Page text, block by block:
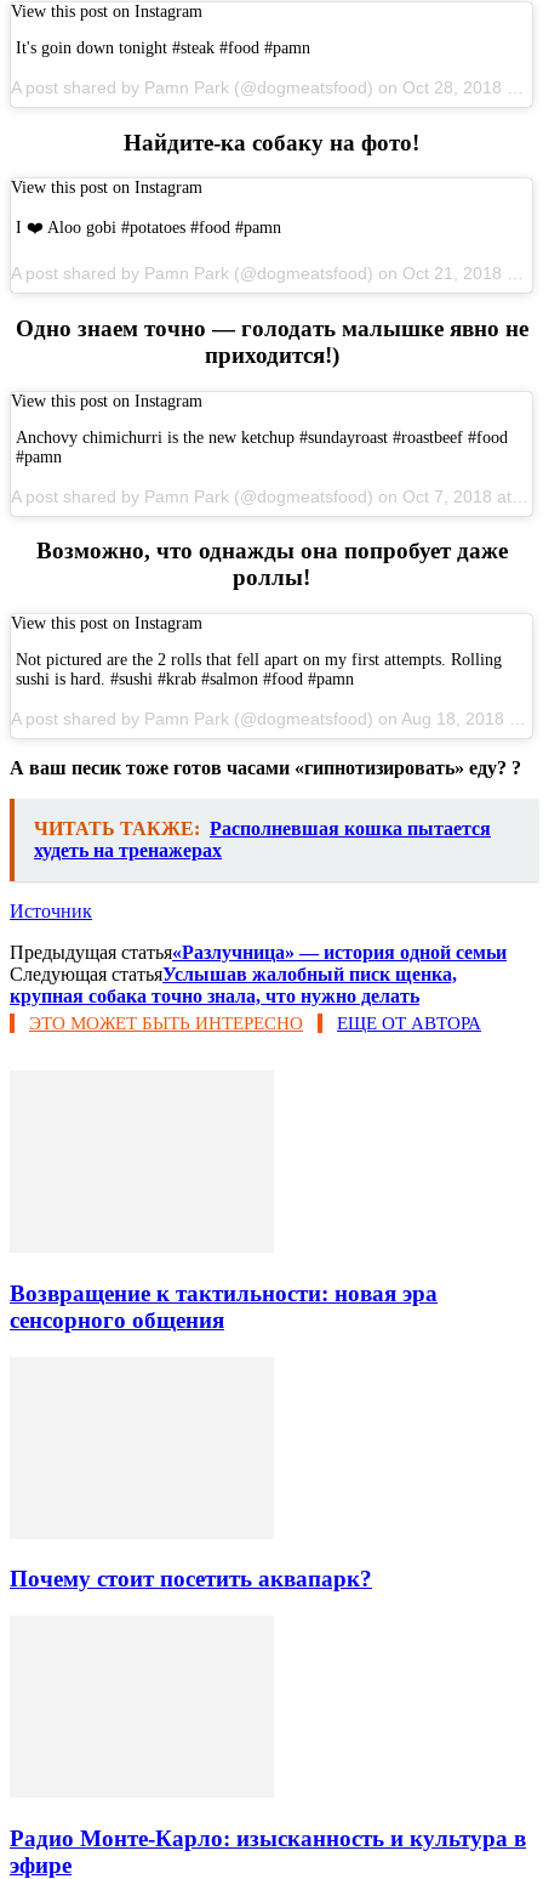
View this post on Instagram
It's goin down tonight #steak #food #pamn
Найдите-ка собаку на фото!
View this post on Instagram
I ❤️ Aloo gobi #potatoes #food #pamn
A post shared by Pamn Park (@dogmeatsfood) on Oct 21, 2018 at 6:31pm PDT
Одно знаем точно — голодать малышке явно не
приходится!)
View this post on Instagram
Anchovy chimichurri is the new ketchup #sundayroast #roastbeef #food
#pamn
Возможно, что однажды она попробует даже
роллы!
View this post on Instagram
Not pictured are the 2 rolls that fell apart on my first attempts. Rolling
sushi is hard. #sushi #krab #salmon #food #pamn
А ваш песик тоже готов часами «гипнотизировать» еду? ?
ЧИТАТЬ ТАКЖЕ: Располневшая кошка пытается
худеть на тренажерах
Источник
Предыдущая статья«Разлучница» — история одной семьи
Следующая статьяУслышав жалобный писк щенка,
крупная собака точно знала, что нужно делать
ЭТО МОЖЕТ БЫТЬ ИНТЕРЕСНО ЕЩЕ ОТ АВТОРА
Возвращение к тактильности: новая эра
сенсорного общения
Почему стоит посетить аквапарк?
Радио Монте-Карло: изысканность и культура в
эфире